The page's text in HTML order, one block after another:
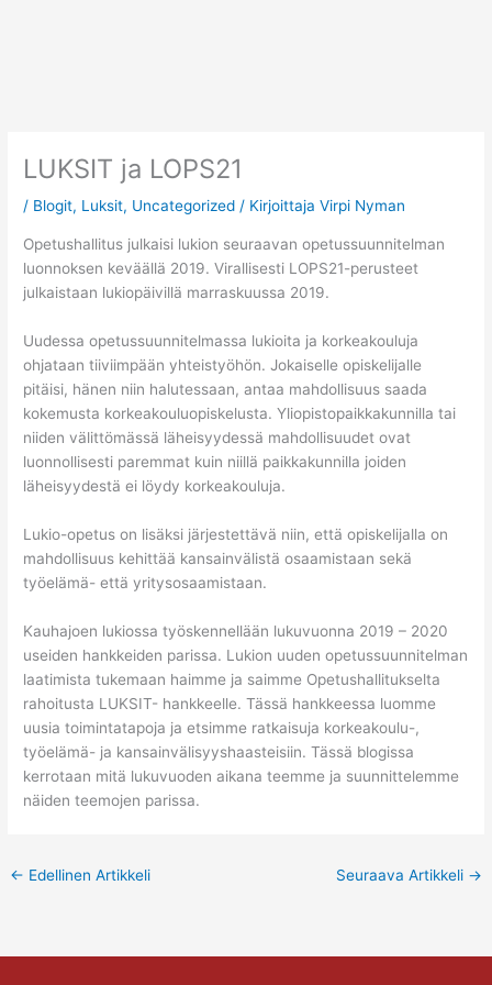
LUKSIT ja LOPS21
/ Blogit, Luksit, Uncategorized / KirjoittajaVirpi Nyman
Opetushallitus julkaisi lukion seuraavan opetussuunnitelman
luonnoksen keväällä 2019. Virallisesti LOPS21-perusteet
julkaistaan lukiopäivillä marraskuussa 2019.
Uudessa opetussuunnitelmassa lukioita ja korkeakouluja
ohjataan tiiviimpään yhteistyöhön. Jokaiselle opiskelijalle
pitäisi, hänen niin halutessaan, antaa mahdollisuus saada
kokemusta korkeakouluopiskelusta. Yliopistopaikkakunnilla tai
niiden välittömässä läheisyydessä mahdollisuudet ovat
luonnollisesti paremmat kuin niillä paikkakunnilla joiden
läheisyydestä ei löydy korkeakouluja.
Lukio-opetus on lisäksi järjestettävä niin, että opiskelijalla on
mahdollisuus kehittää kansainvälistä osaamistaan sekä
työelämä- että yritysosaamistaan.
Kauhajoen lukiossa työskennellään lukuvuonna 2019 – 2020
useiden hankkeiden parissa. Lukion uuden opetussuunnitelman
laatimista tukemaan haimme ja saimme Opetushallitukselta
rahoitusta LUKSIT- hankkeelle. Tässä hankkeessa luomme
uusia toimintatapoja ja etsimme ratkaisuja korkeakoulu-,
työelämä- ja kansainvälisyyshaasteisiin. Tässä blogissa
kerrotaan mitä lukuvuoden aikana teemme ja suunnittelemme
näiden teemojen parissa.
← Edellinen Artikkeli Seuraava Artikkeli →